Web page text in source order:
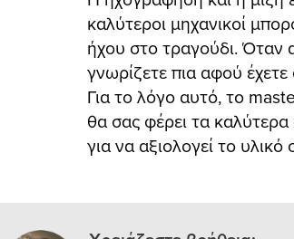
καλύτεροι μηχανικοί
ήχου στο τραγούδι. Όταν
γνωρίζετε πια αφού έχετε
Για το λόγο αυτό, το
θα σας φέρει τα
για να αξιολογεί το